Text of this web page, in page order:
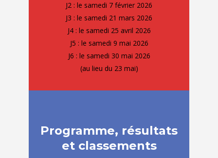
J2 : le samedi 7 février 2026
J3 : le samedi 21 mars 2026
J4 : le samedi 25 avril 2026
J5 : le samedi 9 mai 2026
J6 : le samedi 30 mai 2026
(au lieu du 23 mai)
Programme, résultats
et classements